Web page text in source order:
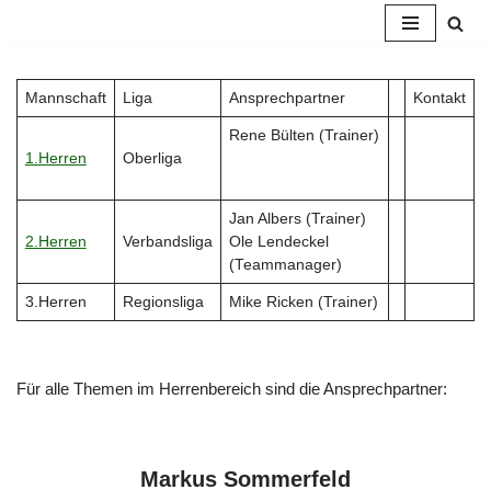
Inhalt
Mannschaft Liga Ansprechpartner Kontakt
1.Herren Oberliga
Rene Bülten (Trainer)
2.Herren Verbandsliga
Jan Albers (Trainer)
Ole Lendeckel
(Teammanager)
3.Herren Regionsliga Mike Ricken (Trainer)
Für alle Themen im Herrenbereich sind die Ansprechpartner:
Markus Sommerfeld